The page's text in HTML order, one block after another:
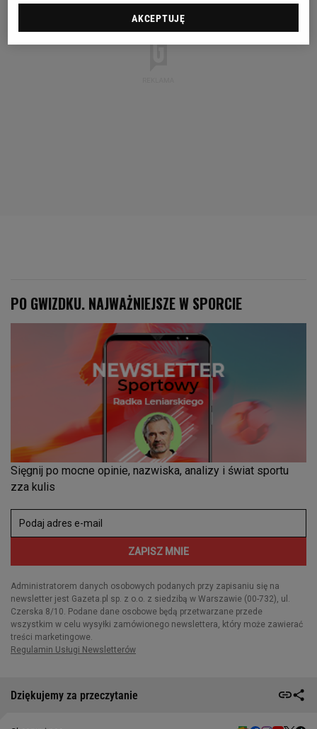
Dziękujemy za przeczytanie
AKCEPTUJĘ